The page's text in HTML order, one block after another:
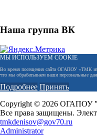
Наша группа ВК
МЫ ИСПОЛЬЗУЕМ COOKIE
Во время посещения сайта ОГАПОУ «ТМК
что мы обрабатываем ваши персональные
Подробнее Принять
Copyright © 2026 ОГАПОУ
Все права защищены.
tmkdenisov@gov70.ru
Administrator